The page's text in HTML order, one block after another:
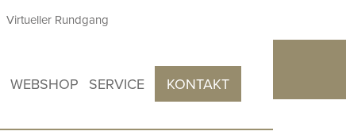
Virtueller Rundgang
WEBSHOP SERVICE KONTAKT